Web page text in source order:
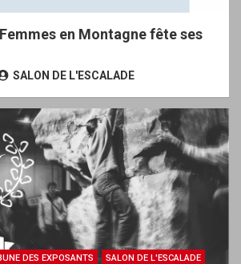
en Montagne fête ses
SALON DE L'ESCALADE
DES EXPOSANTS SALON DE L'ESCALADE